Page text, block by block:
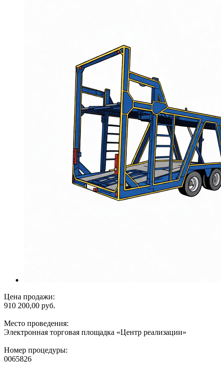
Цена продажи:
910 200,00 руб.
Место проведения:
Электронная торговая площадка «Центр реализации»
Номер процедуры:
0065826